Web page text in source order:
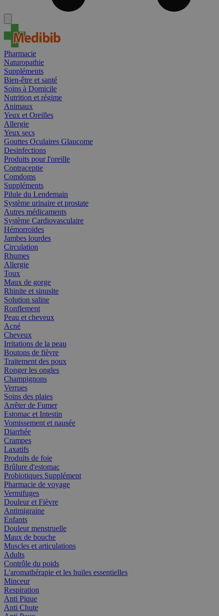
Pharmacie
Naturopathie
Suppléments
Bien-être et santé
Soins à Domicile
Nutrition et régime
Animaux
Yeux et Oreilles
Allergie
Yeux secs
Gouttes Oculaires Glaucome
Desinfections
Produits pour l'oreille
Contraceptie
Comdoms
Suppléments
Pilule du Lendemain
Système urinaire et prostate
Autres médicaments
Système Cardiovasculaire
Hémorroïdes
Jambes lourdes
Circulation
Rhumes
Allergie
Toux
Maux de gorge
Rhinite et sinusite
Solution saline
Ronflement
Peau et cheveux
Acné
Cheveux
Irritations de la peau
Boutons de fièvre
Traitement des poux
Ronger les ongles
Champignons
Verrues
Soins des plaies
Arrêter de Fumer
Estomac et Intestin
Vomissement et nausée
Diarrhée
Crampes
Laxatifs
Produits de foie
Brûlure d'estomac
Probiotiques Supplément
Pharmacie de voyage
Vermifuges
Douleur et Fièvre
Antimigraine
Enfants
Douleur menstruelle
Maux de bouche
Muscles et articulations
Adults
Contrôle du poids
L'aromathérapie et les huiles essentielles
Minceur
Respiration
Anti Pique
Anti Chute